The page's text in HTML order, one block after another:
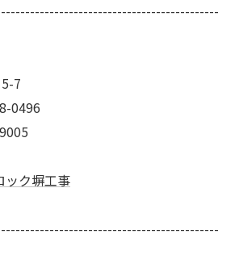
7
0496
ック塀工事